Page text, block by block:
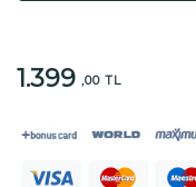
1.399 ,00 TL